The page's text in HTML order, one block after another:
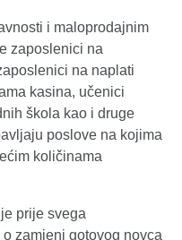
i maloprodajnim
zaposlenici na
na naplati
kasina, učenici
škola kao i druge
poslove na kojima
količinama
prije svega
zamjeni gotovog novca